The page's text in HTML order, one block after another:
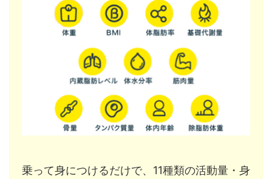
乗って身につけるだけで、11種類の活動量・身